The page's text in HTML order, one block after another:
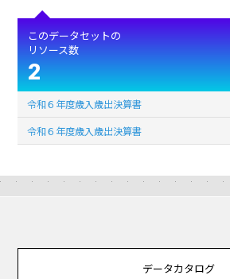
このデータセットの
リソース数
2
令和６年度歳入歳出決算書
令和６年度歳入歳出決算書
データカタログ